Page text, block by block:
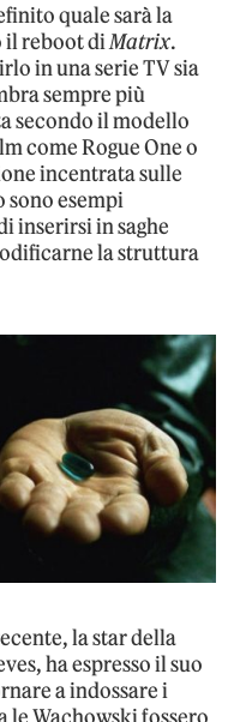
quale sarà la
il reboot diMatrix.
in una serie TV sia
sempre più
secondo il modello
come Rogue One o
incentrata sulle
sono esempi
inserirsi in saghe
la struttura
la star della
ha espresso il suo
a indossare i